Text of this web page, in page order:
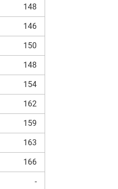
148
146
150
148
154
162
159
163
166
-